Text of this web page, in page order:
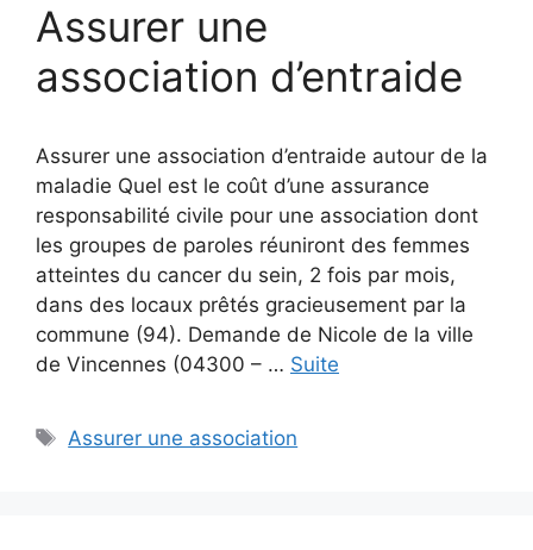
Assurer une
association d’entraide
Assurer une association d’entraide autour de la
maladie Quel est le coût d’une assurance
responsabilité civile pour une association dont
les groupes de paroles réuniront des femmes
atteintes du cancer du sein, 2 fois par mois,
dans des locaux prêtés gracieusement par la
commune (94). Demande de Nicole de la ville
de Vincennes (04300 – … Suite
Étiquettes
Assurer une association